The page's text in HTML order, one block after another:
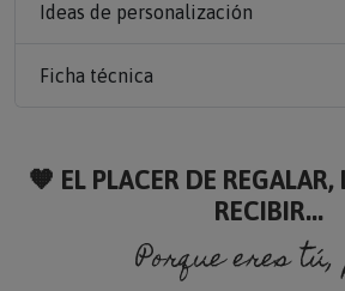
Ideas de personalización
Ficha técnica
🧡 EL PLACER DE REGALAR,
RECIBIR...
Porque eres tú,